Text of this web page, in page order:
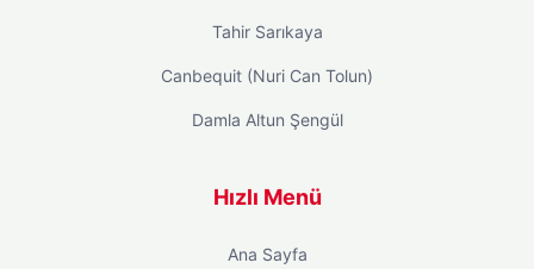
Tahir Sarıkaya
Canbequit (Nuri Can Tolun)
Damla Altun Şengül
Hızlı Menü
Ana Sayfa